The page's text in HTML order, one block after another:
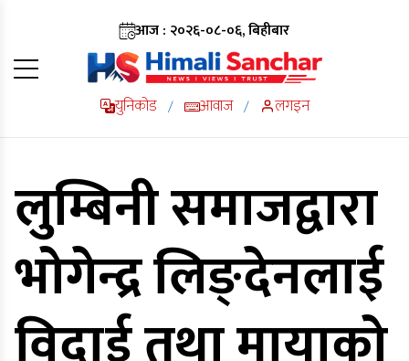
आज : २०२६-०८-०६, बिहीबार
युनिकोड / आवाज / लगइन
लुम्बिनी समाजद्वारा
भोगेन्द्र लिङ्देनलाई